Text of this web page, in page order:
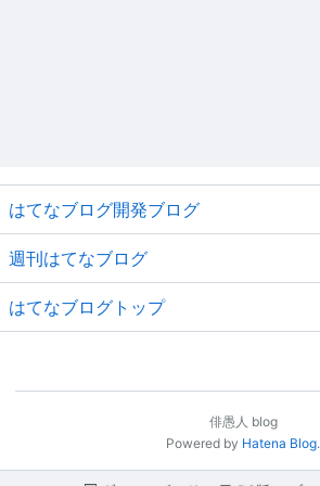
はてなブログ開発ブログ
週刊はてなブログ
はてなブログトップ
俳愚人 blog
Powered by Hatena Blog.